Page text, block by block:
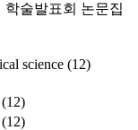
술발표회 논문집
science (12)
(12)
(12)